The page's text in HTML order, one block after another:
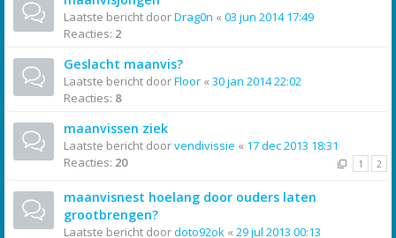
Laatste bericht doorDrag0n « 03 jun 2014 17:49
Reacties: 2
Geslacht maanvis?
Laatste bericht doorFloor « 30 jan 2014 22:02
Reacties: 8
maanvissen ziek
Laatste bericht doorvendivissie « 17 dec 2013 18:31
Reacties: 20 1 2
maanvisnest hoelang door ouders laten
grootbrengen?
Laatste bericht doordoto92ok « 29 jul 2013 00:13